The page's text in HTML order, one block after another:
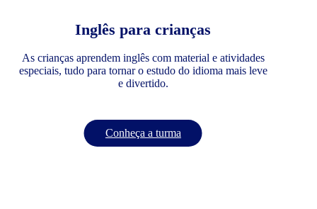
Inglês para crianças
As crianças aprendem inglês com material e atividades
especiais, tudo para tornar o estudo do idioma mais leve
e divertido.
Conheça a turma